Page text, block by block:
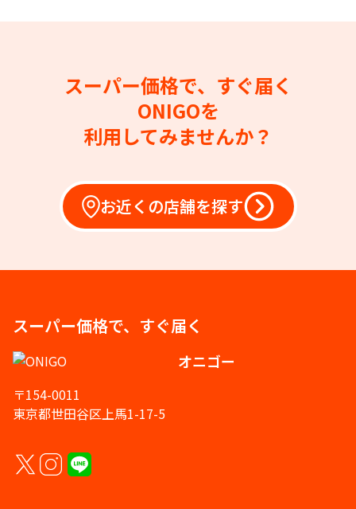
スーパー価格で、すぐ届く
ONIGOを
利用してみませんか？
お近くの店舗を探す
スーパー価格で、すぐ届く
オニゴー
〒154-0011
東京都世田谷区上馬1-17-5